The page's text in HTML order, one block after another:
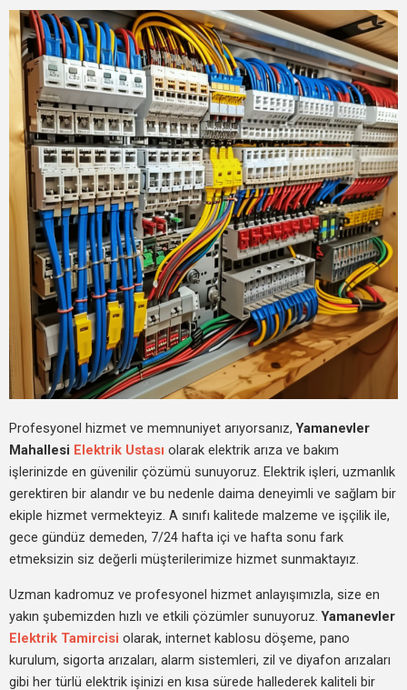
Profesyonel hizmet ve memnuniyet arıyorsanız,Yamanevler
Mahallesi Elektrik Ustası olarak elektrik arıza ve bakım
işlerinizde en güvenilir çözümü sunuyoruz. Elektrik işleri, uzmanlık
gerektiren bir alandır ve bu nedenle daima deneyimli ve sağlam bir
ekiple hizmet vermekteyiz. A sınıfı kalitede malzeme ve işçilik ile,
gece gündüz demeden, 7/24 hafta içi ve hafta sonu fark
etmeksizin siz değerli müşterilerimize hizmet sunmaktayız.
Uzman kadromuz ve profesyonel hizmet anlayışımızla, size en
yakın şubemizden hızlı ve etkili çözümler sunuyoruz.Yamanevler
Elektrik Tamircisi olarak, internet kablosu döşeme, pano
kurulum, sigorta arızaları, alarm sistemleri, zil ve diyafon arızaları
gibi her türlü elektrik işinizi en kısa sürede hallederek kaliteli bir